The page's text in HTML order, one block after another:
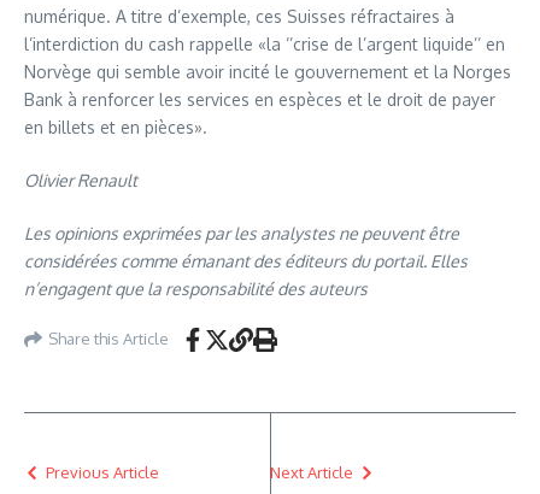
numérique. A titre d’exemple, ces Suisses réfractaires à
l’interdiction du cash rappelle «la ‘’crise de l’argent liquide’’ en
Norvège qui semble avoir incité le gouvernement et la Norges
Bank à renforcer les services en espèces et le droit de payer
en billets et en pièces».
Olivier Renault
Les opinions exprimées par les analystes ne peuvent être
considérées comme émanant des éditeurs du portail. Elles
n’engagent que la responsabilité des auteurs
Share this Article
Previous Article Next Article